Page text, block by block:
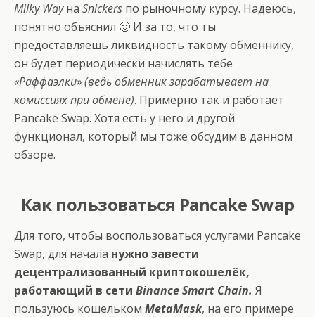
Milky Wayна Snickers по рыночному курсу. Надеюсь,
понятно объяснил 🙂 И за то, что ты
предоставляешь ликвидность такому обменнику,
он будет периодически начислять тебе
«Раффаэлки» (ведь обменник зарабатывает на
комиссиях при обмене). Примерно так и работает
Pancake Swap. Хотя есть у него и другой
функционал, который мы тоже обсудим в данном
обзоре.
Как пользоваться Pancake Swap
Для того, чтобы воспользоваться услугами Pancake
Swap, для начала нужно завести
децентрализованный криптокошелёк,
работающий в сети Binance Smart Chain. Я
пользуюсь кошельком MetaMask, на его примере